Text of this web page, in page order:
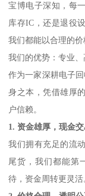
宝博电子深知，每
库存IC，还是退役
我们都能以合理的价
我们的优势：专业
作为一家深耕电子
身之本，凭借雄厚
户信赖。
1. 资金雄厚，现金
我们拥有充足的流
尾货，我们都能第
待，资金周转更灵活